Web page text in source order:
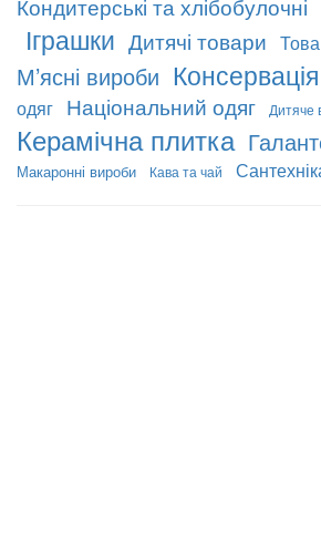
Кондитерські та хлібобулочні
Іграшки Дитячі товари
М’ясні вироби Консервація
одяг Національний одяг Дитяче
Керамічна плитка
Макаронні вироби Кава та чай